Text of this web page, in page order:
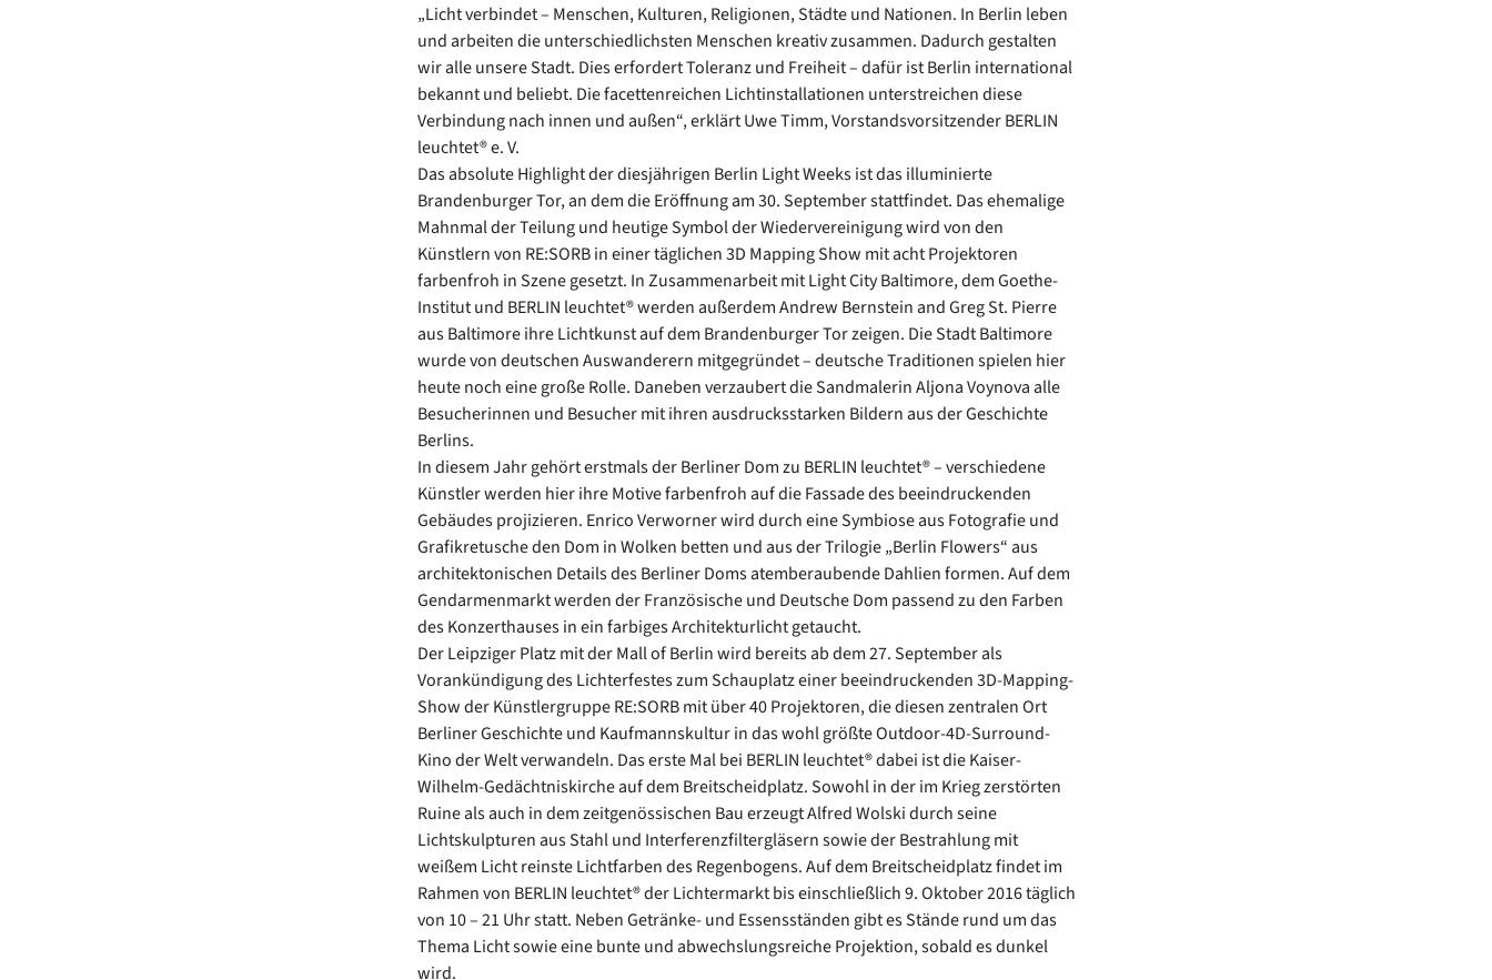
„Licht verbindet – Menschen, Kulturen, Religionen, Städte und Nationen. In Berlin leben
und arbeiten die unterschiedlichsten Menschen kreativ zusammen. Dadurch gestalten
wir alle unsere Stadt. Dies erfordert Toleranz und Freiheit – dafür ist Berlin international
bekannt und beliebt. Die facettenreichen Lichtinstallationen unterstreichen diese
Verbindung nach innen und außen“, erklärt Uwe Timm, Vorstandsvorsitzender BERLIN
leuchtet® e. V.
Das absolute Highlight der diesjährigen Berlin Light Weeks ist das illuminierte
Brandenburger Tor, an dem die Eröffnung am 30. September stattfindet. Das ehemalige
Mahnmal der Teilung und heutige Symbol der Wiedervereinigung wird von den
Künstlern von RE:SORB in einer täglichen 3D Mapping Show mit acht Projektoren
farbenfroh in Szene gesetzt. In Zusammenarbeit mit Light City Baltimore, dem Goethe-
Institut und BERLIN leuchtet® werden außerdem Andrew Bernstein and Greg St. Pierre
aus Baltimore ihre Lichtkunst auf dem Brandenburger Tor zeigen. Die Stadt Baltimore
wurde von deutschen Auswanderern mitgegründet – deutsche Traditionen spielen hier
heute noch eine große Rolle. Daneben verzaubert die Sandmalerin Aljona Voynova alle
Besucherinnen und Besucher mit ihren ausdrucksstarken Bildern aus der Geschichte
Berlins.
In diesem Jahr gehört erstmals der Berliner Dom zu BERLIN leuchtet® – verschiedene
Künstler werden hier ihre Motive farbenfroh auf die Fassade des beeindruckenden
Gebäudes projizieren. Enrico Verworner wird durch eine Symbiose aus Fotografie und
Grafikretusche den Dom in Wolken betten und aus der Trilogie „Berlin Flowers“ aus
architektonischen Details des Berliner Doms atemberaubende Dahlien formen. Auf dem
Gendarmenmarkt werden der Französische und Deutsche Dom passend zu den Farben
des Konzerthauses in ein farbiges Architekturlicht getaucht.
Der Leipziger Platz mit der Mall of Berlin wird bereits ab dem 27. September als
Vorankündigung des Lichterfestes zum Schauplatz einer beeindruckenden 3D-Mapping-
Show der Künstlergruppe RE:SORB mit über 40 Projektoren, die diesen zentralen Ort
Berliner Geschichte und Kaufmannskultur in das wohl größte Outdoor-4D-Surround-
Kino der Welt verwandeln. Das erste Mal bei BERLIN leuchtet® dabei ist die Kaiser-
Wilhelm-Gedächtniskirche auf dem Breitscheidplatz. Sowohl in der im Krieg zerstörten
Ruine als auch in dem zeitgenössischen Bau erzeugt Alfred Wolski durch seine
Lichtskulpturen aus Stahl und Interferenzfiltergläsern sowie der Bestrahlung mit
weißem Licht reinste Lichtfarben des Regenbogens. Auf dem Breitscheidplatz findet im
Rahmen von BERLIN leuchtet® der Lichtermarkt bis einschließlich 9. Oktober 2016 täglich
von 10 – 21 Uhr statt. Neben Getränke- und Essensständen gibt es Stände rund um das
Thema Licht sowie eine bunte und abwechslungsreiche Projektion, sobald es dunkel
wird.